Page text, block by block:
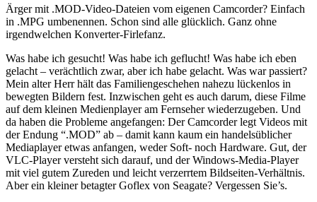
Ärger mit .MOD-Video-Dateien vom eigenen Camcorder? Einfach
in .MPG umbenennen. Schon sind alle glücklich. Ganz ohne
irgendwelchen Konverter-Firlefanz.
Was habe ich gesucht! Was habe ich geflucht! Was habe ich eben
gelacht – verächtlich zwar, aber ich habe gelacht. Was war passiert?
Mein alter Herr hält das Familiengeschehen nahezu lückenlos in
bewegten Bildern fest. Inzwischen geht es auch darum, diese Filme
auf dem kleinen Medienplayer am Fernseher wiederzugeben. Und
da haben die Probleme angefangen: Der Camcorder legt Videos mit
der Endung “.MOD” ab – damit kann kaum ein handelsüblicher
Mediaplayer etwas anfangen, weder Soft- noch Hardware. Gut, der
VLC-Player versteht sich darauf, und der Windows-Media-Player
mit viel gutem Zureden und leicht verzerrtem Bildseiten-Verhältnis.
Aber ein kleiner betagter Goflex von Seagate? Vergessen Sie’s.